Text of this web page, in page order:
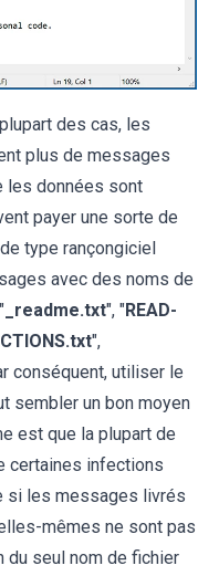
des cas, les
plus de messages
les données sont
payer une sorte de
type rançongiciel
avec des noms de
_readme.txt", "READ-
",
conséquent, utiliser le
sembler un bon moyen
est que la plupart de
certaines infections
si les messages livrés
mêmes ne sont pas
du seul nom de fichier